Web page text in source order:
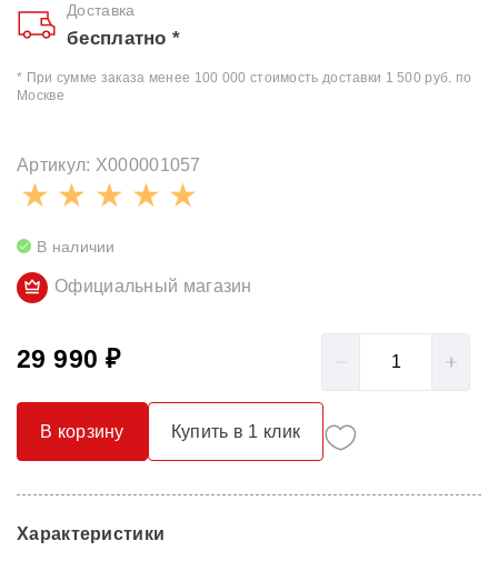
Доставка
бесплатно *
* При сумме заказа менее 100 000 стоимость доставки 1 500 руб. по
Москве
Артикул: X000001057
В наличии
Официальный магазин
29 990 ₽
В корзину Купить в 1 клик
Характеристики